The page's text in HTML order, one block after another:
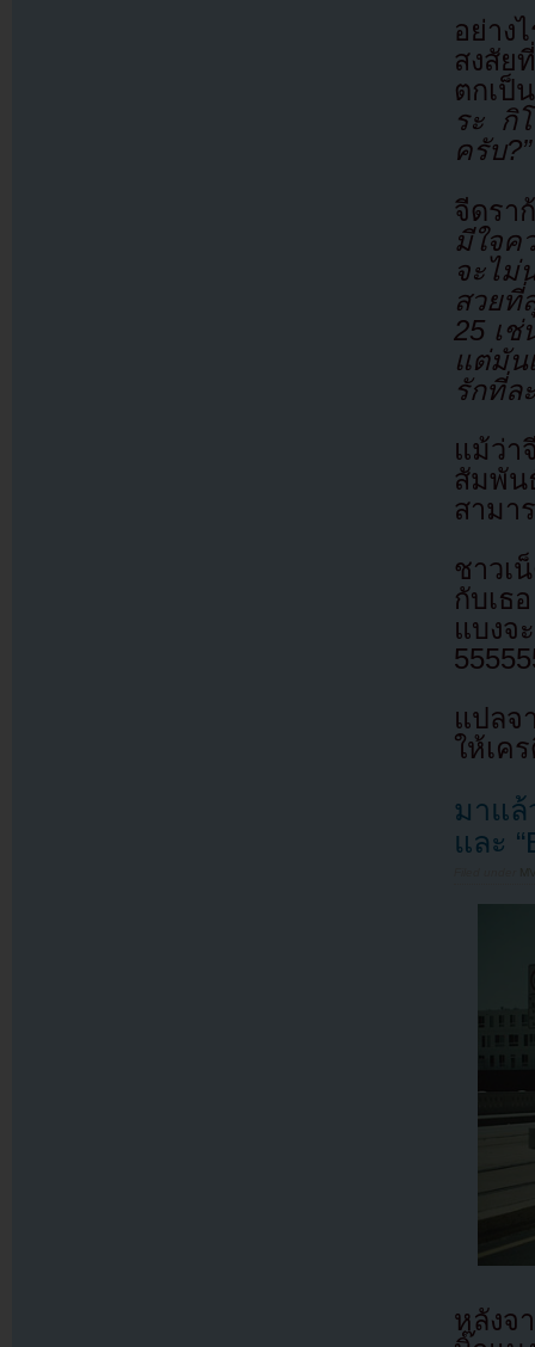
อย่าง
สงสัย
ตกเป็
ระ กิ
ครับ?”
จีดรา
มีใจค
จะไม่
สวยที่
25 เช่
แต่มัน
รักที่ล
แม้ว่า
สัมพั
สามา
ชาวเ
กับเธ
แบงจ
แปลจ
ให้เค
มาแล้
และ
หลังจ